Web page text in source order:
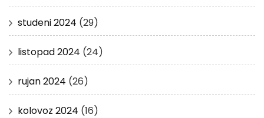
studeni 2024 (29)
listopad 2024 (24)
rujan 2024 (26)
kolovoz 2024 (16)